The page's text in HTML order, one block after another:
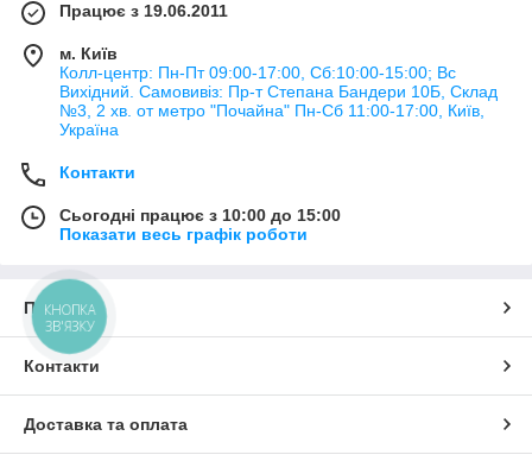
Працює з 19.06.2011
м. Київ
Колл-центр: Пн-Пт 09:00-17:00, Сб:10:00-15:00; Вс
Вихідний. Самовивіз: Пр-т Степана Бандери 10Б, Склад
№3, 2 хв. от метро "Почайна" Пн-Cб 11:00-17:00, Київ,
Україна
Контакти
Сьогодні працює з 10:00 до 15:00
Показати весь графік роботи
Про нас
Контакти
Доставка та оплата
КНОПКА
ЗВ'ЯЗКУ